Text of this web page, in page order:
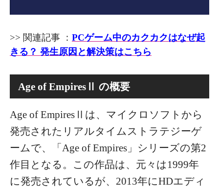
>> 関連記事 ： PCゲーム中のカクカクはなぜ起
きる？ 発生原因と解決策はこちら
Age of EmpiresⅡ の概要
Age of EmpiresⅡは、マイクロソフトから
発売されたリアルタイムストラテジーゲ
ームで、「Age of Empires」シリーズの第2
作目となる。この作品は、元々は1999年
に発売されているが、2013年にHDエディ